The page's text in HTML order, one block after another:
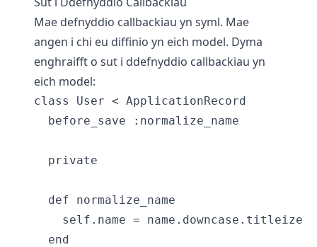
Mae defnyddio callbackiau yn syml. Mae
angen i chi eu diffinio yn eich model. Dyma
enghraifft o sut i ddefnyddio callbackiau yn
eich model:
class User < ApplicationRecord
  before_save :normalize_name
  private
  def normalize_name
    self.name = name.downcase.titleize
  end